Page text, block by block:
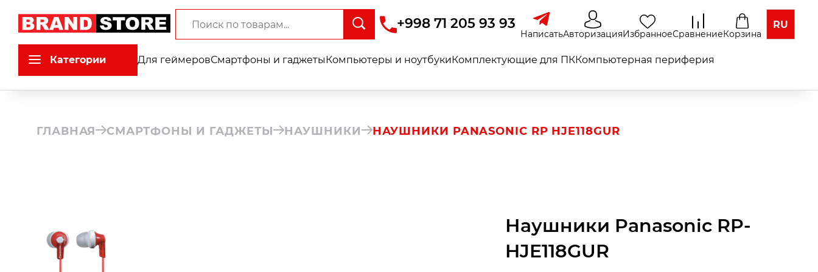
+998 71 205 93 93
НаписатьАвторизацияИзбранноеСравнениеКорзина
RU
Категории Для геймеровСмартфоны и гаджетыКомпьютеры и ноутбукиКомплектующие для ПККомпьютерная периферия
ГЛАВНАЯ СМАРТФОНЫ И ГАДЖЕТЫ НАУШНИКИ НАУШНИКИ PANASONIC RP HJE118GUR
Наушники Panasonic RP-
HJE118GUR